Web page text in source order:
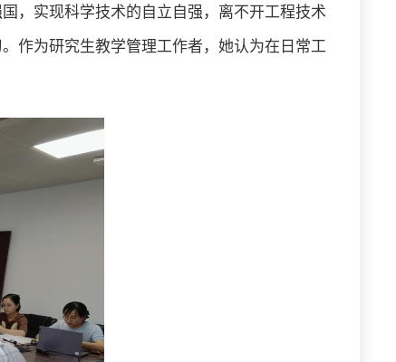
，实现科学技术的自立自强，离不开工程技术
作为研究生教学管理工作者，她认为在日常工